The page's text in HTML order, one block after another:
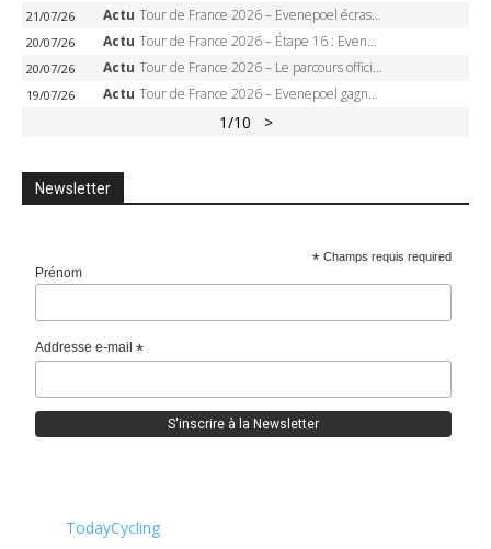
21/07/26 Actu Tour de France 2026 – Evenepoel écrase le chrono d’Évian, Seixas 4e, Lipowitz abandonne
20/07/26 Actu Tour de France 2026 – Étape 16 : Evenepoel, Pogacar, Ganna… qui domptera le chrono d’Évian pour redessiner le podium ?
20/07/26 Actu Tour de France 2026 – Le parcours officiel complet : 21 étapes, profils, carte et dates
19/07/26 Actu Tour de France 2026 – Evenepoel gagne à Solaison, Vingegaard abandonne, Pogacar toujours en jaune
1/10 >
Newsletter
* Champs requis required
Prénom
Addresse e-mail*
TodayCycling